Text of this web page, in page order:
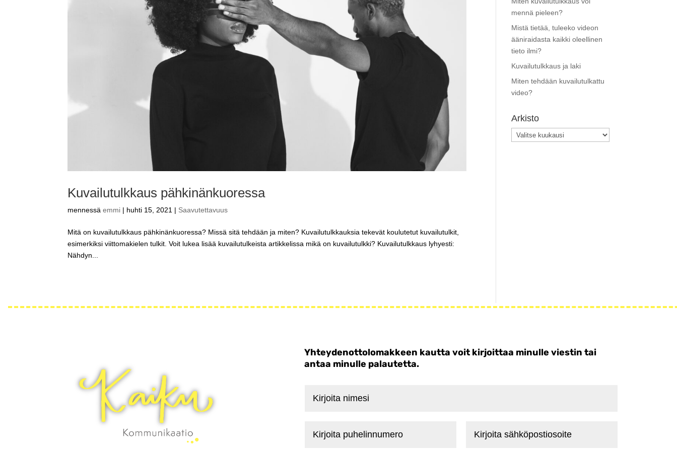
Kuvailutulkkaus pähkinänkuoressa
mennessäemmi | huhti 15, 2021 | Saavutettavuus
Mitä on kuvailutulkkaus pähkinänkuoressa? Missä sitä tehdään ja miten? Kuvailutulkkauksia tekevät koulutetut kuvailutulkit,
esimerkiksi viittomakielen tulkit. Voit lukea lisää kuvailutulkeista artikkelissa mikä on kuvailutulkki? Kuvailutulkkaus lyhyesti:
Nähdyn...
mennä pieleen?
Mistä tietää, tuleeko videon
ääniraidasta kaikki oleellinen
tieto ilmi?
Kuvailutulkkaus ja laki
Miten tehdään kuvailutulkattu
video?
Arkisto
Arkisto
Yhteydenottolomakkeen kautta voit kirjoittaa minulle viestin tai
antaa minulle palautetta.
nimesi
puhelinnumero
sähköpostiosoite